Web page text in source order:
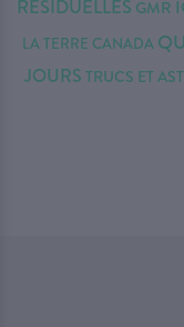
RÉSIDUELLES GMR
LA TERRE CANADA
JOURS TRUCS ET